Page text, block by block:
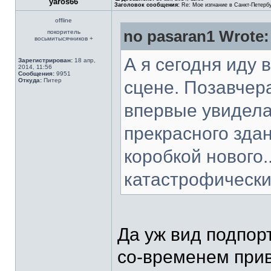
Заголовок сообщения: Re: Мое изгнание в Санкт-
offline
покоритель
восьмитысячников +
Зарегистрирован: 18 апр,
2014, 11:56
Сообщения: 9951
Откуда: Питер
no pasaran1 Wrote:
А я сегодня иду
сцене.
впервые
прекрасного
коробкой
Да уж вид
со-временем